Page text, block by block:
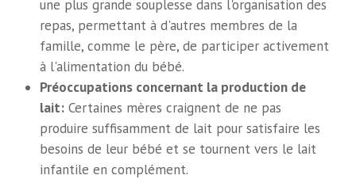
une plus grande souplesse dans l'organisation des
repas, permettant à d'autres membres de la
famille, comme le père, de participer activement
à l'alimentation du bébé.
Préoccupations concernant la production de
lait: Certaines mères craignent de ne pas
produire suffisamment de lait pour satisfaire les
besoins de leur bébé et se tournent vers le lait
infantile en complément.